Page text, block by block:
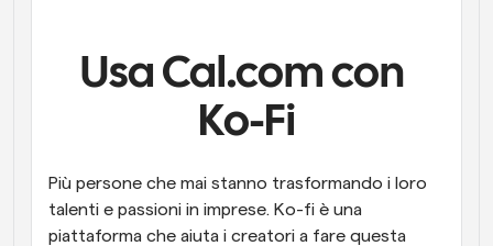
Programmazione potenziata con chiamate
Automatizzare la pianificazione e i promemoria
Rimani aggiornato con le ultime notizie e aggiornamenti
Riunioni Instantanee
Incontrare i clienti in pochi minuti
Usa Cal.com con
Ko-Fi
Più persone che mai stanno trasformando i loro
talenti e passioni in imprese. Ko-fi è una
piattaforma che aiuta i creatori a fare questa